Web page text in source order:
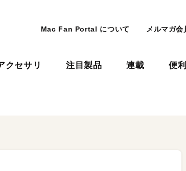
Mac Fan Portal について メルマガ会
クセサリ 注目製品 連載 便